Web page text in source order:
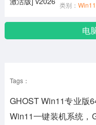
类别：
电
Tags：
GHOST Win11专业版
Win11一键装机系统，